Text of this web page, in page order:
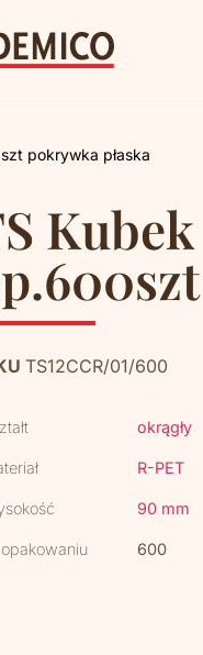
pokrywka płaska
TS12CCR/01/600
okrągły
R-PET
90 mm
600